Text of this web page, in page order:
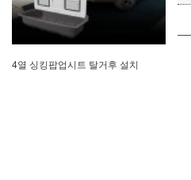
4열 싱킹팝업시트 탈거후 설치